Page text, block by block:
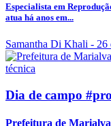
Especialista em
atua há anos em...
Samantha Di Khali - 26
Dia de campo
Prefeitura de